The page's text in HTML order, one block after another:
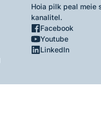
Hoia pilk peal meie
kanalitel.
Facebook
Youtube
LinkedIn